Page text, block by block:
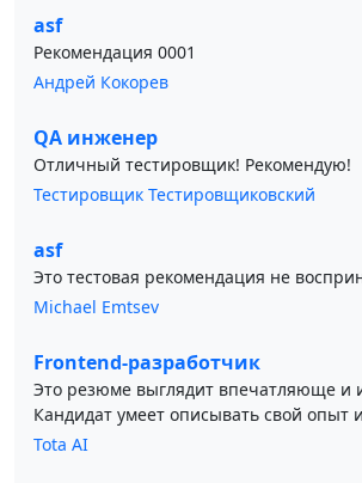
asf
Рекомендация 0001
Андрей Кокорев
QA инженер
Отличный тестировщик! Рекомендую!
Тестировщик Тестировщиковский
asf
Это тестовая рекомендация не
Michael Emtsev
Frontend-разработчик
Это резюме выглядит впечатляюще и
Кандидат умеет описывать свой опыт
Tota AI